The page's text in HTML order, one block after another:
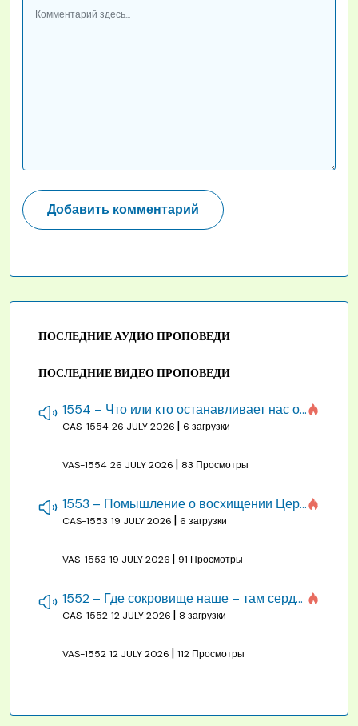
ПОСЛЕДНИЕ АУДИО ПРОПОВЕДИ
ПОСЛЕДНИЕ ВИДЕО ПРОПОВЕДИ
1554 – Что или кто останавливает нас от созидания строения Божия
CAS-1554 26 JULY 2026 | 6 загрузки
VAS-1554 26 JULY 2026 | 83 Просмотры
1553 – Помышление о восхищении Церкви на бракосочетании, во всякое время
CAS-1553 19 JULY 2026 | 6 загрузки
VAS-1553 19 JULY 2026 | 91 Просмотры
1552 – Где сокровище наше – там сердце, там помышления
CAS-1552 12 JULY 2026 | 8 загрузки
VAS-1552 12 JULY 2026 | 112 Просмотры